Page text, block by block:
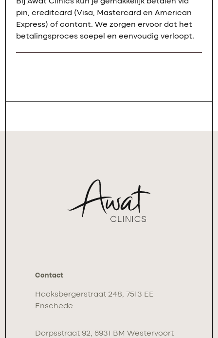
pin, creditcard (Visa, Mastercard en American
Express) of contant. We zorgen ervoor dat het
betalingsproces soepel en eenvoudig verloopt.
Contact
Haaksbergerstraat 248, 7513 EE
Enschede
Dorpsstraat 92, 6931 BM Westervoort